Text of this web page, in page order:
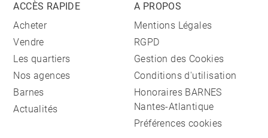
ACCÈS RAPIDE
Acheter
Vendre
Les quartiers
Nos agences
Barnes
Actualités
A PROPOS
Mentions Légales
RGPD
Gestion des Cookies
Conditions d'utilisation
Honoraires BARNES
Nantes-Atlantique
Préférences cookies